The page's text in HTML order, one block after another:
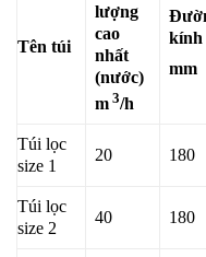
Tên túi
lượng
cao
nhất
(nước)
m 3/h
kính
mm
Túi lọc
size 1
20 180
Túi lọc
size 2
40 180